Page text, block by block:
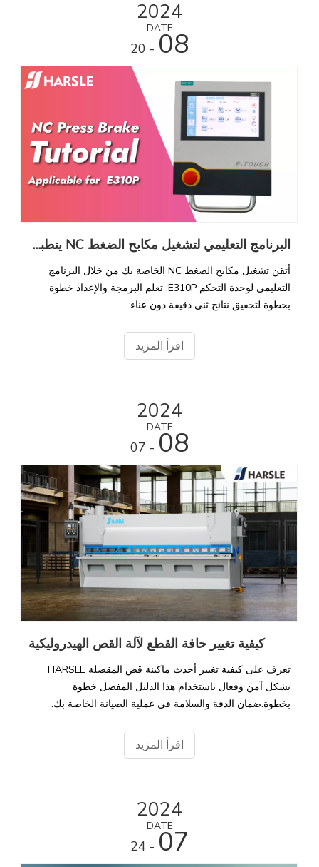
2024
DATE08
- 20
البرنامج التعليمي لتشغيل مكابح الضغط NC ينطبق على الطراز E310P
أتقن تشغيل مكابح الضغط NC الخاصة بك من خلال البرنامج
التعليمي لوحدة التحكم E310P. تعلم البرمجة والإعداد خطوة
بخطوة لتحقيق نتائج ثني دقيقة دون عناء.
اقرأ المزيد
2024
DATE08
- 07
كيفية تغيير حافة القطع لآلة القص الهيدروليكية
تعرف على كيفية تغيير أحدث ماكينة قص المقصلة HARSLE
بشكل آمن وفعال باستخدام هذا الدليل المفصل خطوة
بخطوة.ضمان الدقة والسلامة في عملية الصيانة الخاصة بك.
اقرأ المزيد
2024
DATE07
- 24